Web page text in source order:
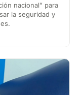
nacional” para
la seguridad y